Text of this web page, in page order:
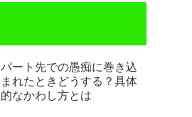
パート先での愚痴に巻き込
まれたときどうする？具体
的なかわし方とは